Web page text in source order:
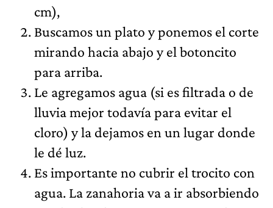
cm),
Buscamos un plato y ponemos el corte
mirando hacia abajo y el botoncito
para arriba.
Le agregamos agua (si es filtrada o de
lluvia mejor todavía para evitar el
cloro) y la dejamos en un lugar donde
le dé luz.
Es importante no cubrir el trocito con
agua. La zanahoria va a ir absorbiendo